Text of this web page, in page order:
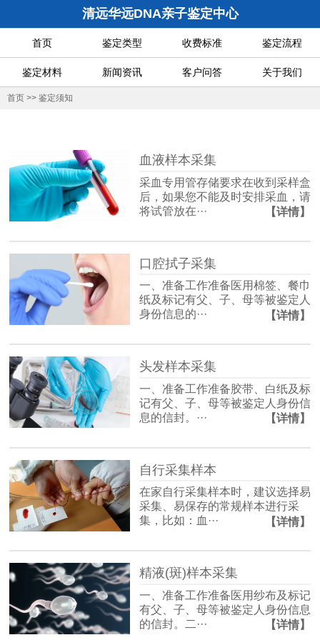
清远华远DNA亲子鉴定中心
首页 鉴定类型 收费标准 鉴定流程
鉴定材料 新闻资讯 客户问答 关于我们
首页 >> 鉴定须知
血液样本采集
采血专用管存储要求在收到采样盒
后，如果您不能及时安排采血，请
将试管放在···
【详情】
口腔拭子采集
一、准备工作准备医用棉签、餐巾
纸及标记有父、子、母等被鉴定人
身份信息的···
【详情】
头发样本采集
一、准备工作准备胶带、白纸及标
记有父、子、母等被鉴定人身份信
息的信封。···
【详情】
自行采集样本
在家自行采集样本时，建议选择易
采集、易保存的常规样本进行采
集，比如：血···
【详情】
精液(斑)样本采集
一、准备工作准备医用纱布及标记
有父、子、母等被鉴定人身份信息
的信封。二···
【详情】